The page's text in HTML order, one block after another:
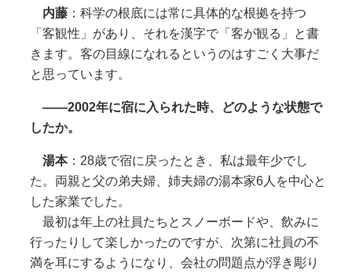
内藤：科学の根底には常に具体的な根拠を持つ
「客観性」があり、それを漢字で「客が観る」と書
きます。客の目線になれるというのはすごく大事だ
と思っています。
――2002年に宿に入られた時、どのような状態で
したか。
湯本：28歳で宿に戻ったとき、私は最年少でし
た。両親と父の弟夫婦、姉夫婦の湯本家6人を中心と
した家業でした。
最初は年上の社員たちとスノーボードや、飲みに
行ったりして楽しかったのですが、次第に社員の不
満を耳にするようになり、会社の問題点が浮き彫り